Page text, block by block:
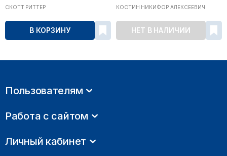
СКОТТ РИТТЕР
В КОРЗИНУ
КОСТИН НИКИФОР АЛЕКСЕЕВИЧ
НЕТ В НАЛИЧИИ
Пользователям
Работа с сайтом
Личный кабинет